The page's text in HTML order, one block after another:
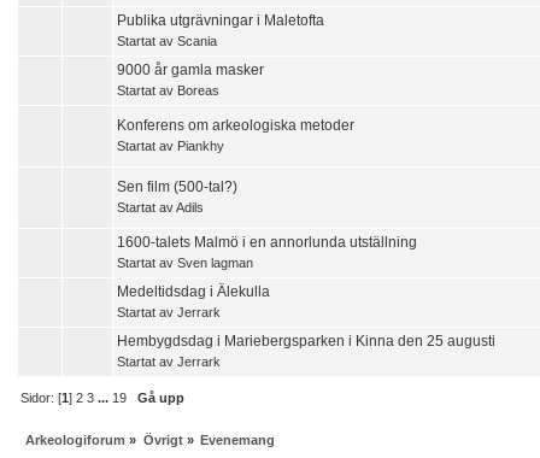
Publika utgrävningar i Maletofta
Startat av Scania
9000 år gamla masker
Startat av Boreas
Konferens om arkeologiska metoder
Startat av Piankhy
Sen film (500-tal?)
Startat avAdils
1600-talets Malmö i en annorlunda utställning
Startat av Sven lagman
Medeltidsdag i Älekulla
Startat av Jerrark
Hembygdsdag i Mariebergsparken i Kinna den 25 augusti
Startat av Jerrark
Sidor: [1]2 3 ... 19 Gå upp
Arkeologiforum » Övrigt» Evenemang